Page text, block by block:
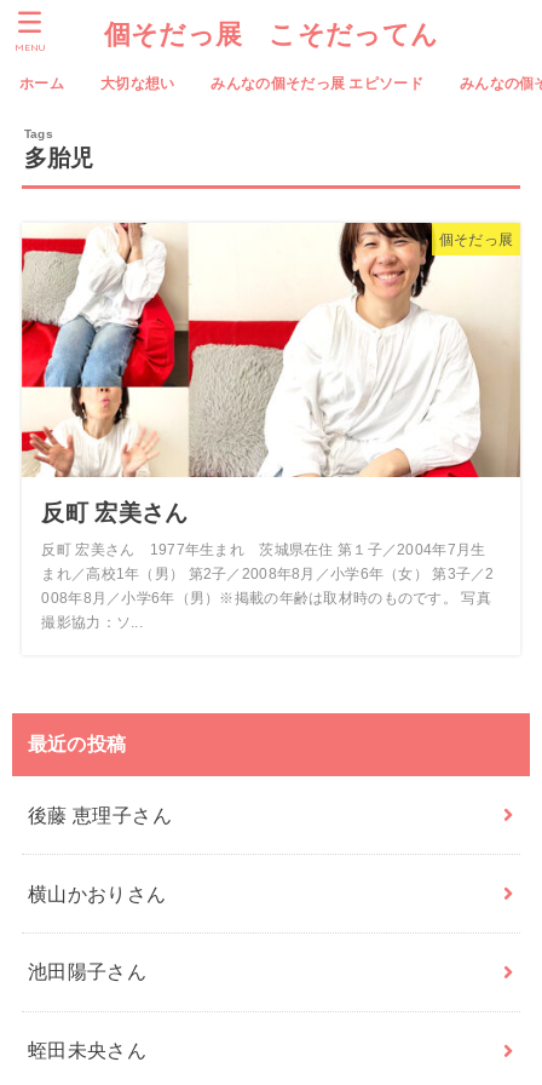
個そだっ展 こそだってん
ホーム 大切な想い みんなの個そだっ展 エピソード みんなの個
MENU
多胎児
個そだっ展
反町 宏美さん
反町 宏美さん 1977年生まれ 茨城県在住 第１子／2004年7月生
まれ／高校1年（男） 第2子／2008年8月／小学6年（女） 第3子／2
008年8月／小学6年（男）※掲載の年齢は取材時のものです。 写真
撮影協力：ソ...
最近の投稿
後藤 恵理子さん
横山かおりさん
池田陽子さん
蛭田未央さん